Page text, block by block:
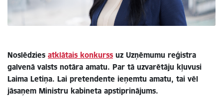
Noslēdzies atklātais konkurss uz Uzņēmumu reģistra
galvenā valsts notāra amatu. Par tā uzvarētāju kļuvusi
Laima Letiņa. Lai pretendente ieņemtu amatu, tai vēl
jāsaņem Ministru kabineta apstiprinājums.